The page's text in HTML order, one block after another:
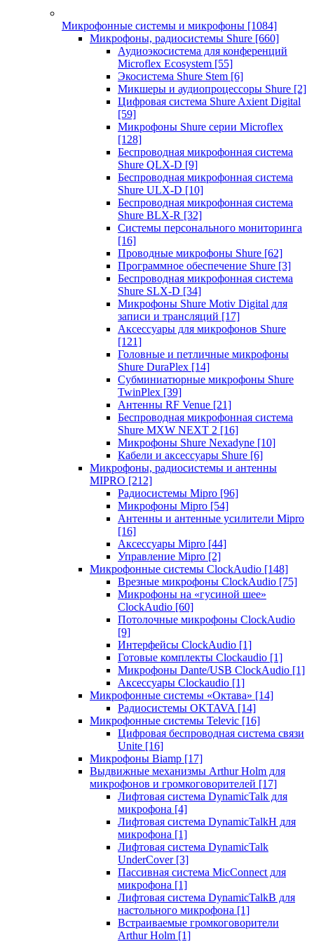
Микрофонные системы и микрофоны [1084]
Микрофоны, радиосистемы Shure [660]
Аудиоэкосистема для конференций
Microflex Ecosystem [55]
Экосистема Shure Stem [6]
Микшеры и аудиопроцессоры Shure [2]
Цифровая система Shure Axient Digital
[59]
Микрофоны Shure серии Microflex
[128]
Беспроводная микрофонная система
Shure QLX-D [9]
Беспроводная микрофонная система
Shure ULX-D [10]
Беспроводная микрофонная система
Shure BLX-R [32]
Системы персонального мониторинга
[16]
Проводные микрофоны Shure [62]
Программное обеспечение Shure [3]
Беспроводная микрофонная система
Shure SLX-D [34]
Микрофоны Shure Motiv Digital для
записи и трансляций [17]
Аксессуары для микрофонов Shure
[121]
Головные и петличные микрофоны
Shure DuraPlex [14]
Субминиатюрные микрофоны Shure
TwinPlex [39]
Антенны RF Venue [21]
Беспроводная микрофонная система
Shure MXW NEXT 2 [16]
Микрофоны Shure Nexadyne [10]
Кабели и аксессуары Shure [6]
Микрофоны, радиосистемы и антенны
MIPRO [212]
Радиосистемы Mipro [96]
Микрофоны Mipro [54]
Антенны и антенные усилители Mipro
[16]
Аксессуары Mipro [44]
Управление Mipro [2]
Микрофонные системы ClockAudio [148]
Врезные микрофоны ClockAudio [75]
Микрофоны на «гусиной шее»
ClockAudio [60]
Потолочные микрофоны ClockAudio
[9]
Интерфейсы ClockAudio [1]
Готовые комплекты Clockaudio [1]
Микрофоны Dante/USB ClockAudio [1]
Аксессуары Clockaudio [1]
Микрофонные системы «Октава» [14]
Радиосистемы OKTAVA [14]
Микрофонные системы Televic [16]
Цифровая беспроводная система связи
Unite [16]
Микрофоны Biamp [17]
Выдвижные механизмы Arthur Holm для
микрофонов и громкоговорителей [17]
Лифтовая система DynamicTalk для
микрофона [4]
Лифтовая система DynamicTalkH для
микрофона [1]
Лифтовая система DynamicTalk
UnderCover [3]
Пассивная система MicConnect для
микрофона [1]
Лифтовая система DynamicTalkB для
настольного микрофона [1]
Встраиваемые громкоговорители
Arthur Holm [1]